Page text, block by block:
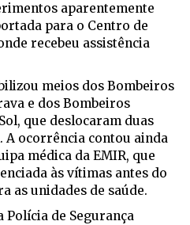
aparentemente
para o Centro de
recebeu assistência
meios dos Bombeiros
e dos Bombeiros
que deslocaram duas
A ocorrência contou ainda
médica da EMIR, que
às vítimas antes do
as unidades de saúde.
Polícia de Segurança